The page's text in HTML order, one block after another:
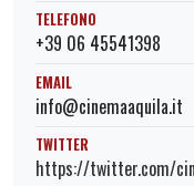
TELEFONO
+39 06 45541398
EMAIL
info@cinemaaquila.it
TWITTER
https://twitter.com/